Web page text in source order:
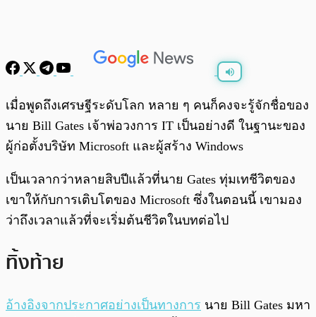
พร้อมเล่น 0:00 / 0:00
เมื่อพูดถึงเศรษฐีระดับโลก หลาย ๆ คนก็คงจะรู้จักชื่อของ
นาย Bill Gates เจ้าพ่อวงการ IT เป็นอย่างดี ในฐานะของ
ผู้ก่อตั้งบริษัท Microsoft และผู้สร้าง Windows
เป็นเวลากว่าหลายสิบปีแล้วที่นาย Gates ทุ่มเทชีวิตของ
เขาให้กับการเติบโตของ Microsoft ซึ่งในตอนนี้ เขามอง
ว่าถึงเวลาแล้วที่จะเริ่มต้นชีวิตในบทต่อไป
ทิ้งท้าย
อ้างอิงจากประกาศอย่างเป็นทางการ นาย Bill Gates มหา